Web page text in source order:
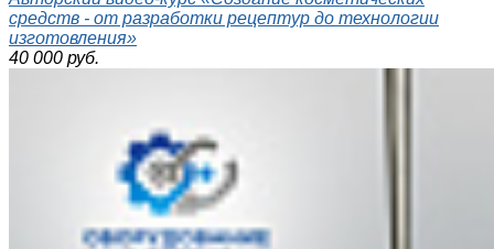
средств - от разработки рецептур до технологии
изготовления»
40 000 руб.